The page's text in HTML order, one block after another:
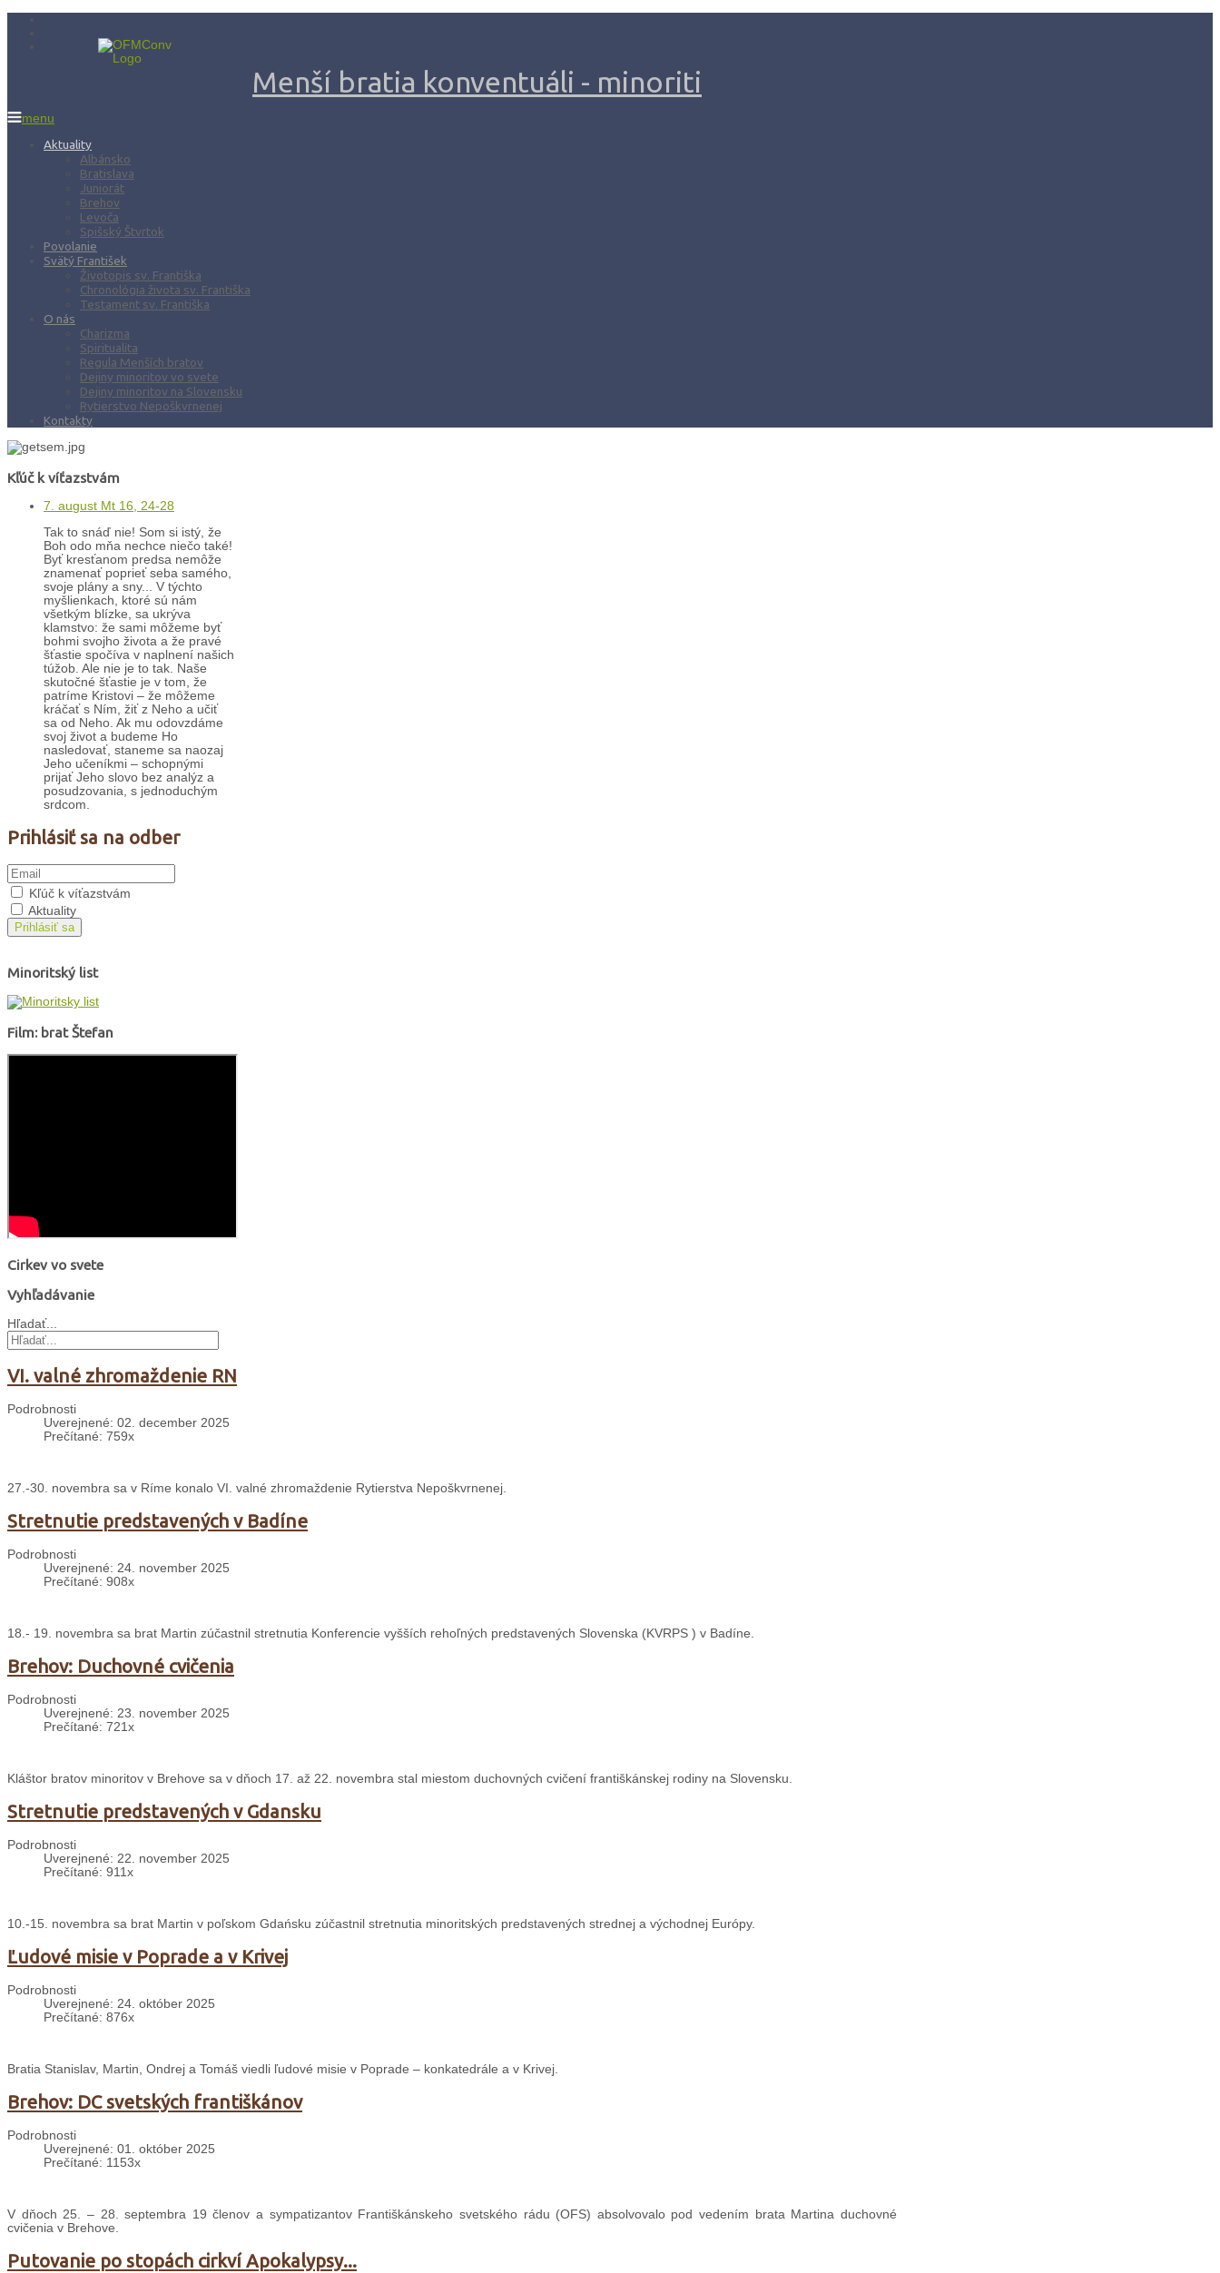
Menší bratia konventuáli - minoriti
menu
Aktuality
Albánsko
Bratislava
Juniorát
Brehov
Levoča
Spišský Štvrtok
Povolanie
Svätý František
Životopis sv. Františka
Chronológia života sv. Františka
Testament sv. Františka
O nás
Charizma
Spiritualita
Regula Menších bratov
Dejiny minoritov vo svete
Dejiny minoritov na Slovensku
Rytierstvo Nepoškvrnenej
Kontakty
Kľúč k víťazstvám
7. august Mt 16, 24-28
Tak to snáď nie! Som si istý, že
Boh odo mňa nechce niečo také!
Byť kresťanom predsa nemôže
znamenať poprieť seba samého,
svoje plány a sny... V týchto
myšlienkach, ktoré sú nám
všetkým blízke, sa ukrýva
klamstvo: že sami môžeme byť
bohmi svojho života a že pravé
šťastie spočíva v naplnení našich
túžob. Ale nie je to tak. Naše
skutočné šťastie je v tom, že
patríme Kristovi – že môžeme
kráčať s Ním, žiť z Neho a učiť
sa od Neho. Ak mu odovzdáme
svoj život a budeme Ho
nasledovať, staneme sa naozaj
Jeho učeníkmi – schopnými
prijať Jeho slovo bez analýz a
posudzovania, s jednoduchým
srdcom.
Prihlásiť sa na odber
Kľúč k víťazstvám
Aktuality
Prihlásiť sa
Minoritský list
Film: brat Štefan
Cirkev vo svete
Vyhľadávanie
Hľadať...
VI. valné zhromaždenie RN
Podrobnosti
Uverejnené: 02. december 2025
Prečítané: 759x
27.-30. novembra sa v Ríme konalo VI. valné zhromaždenie Rytierstva Nepoškvrnenej.
Stretnutie predstavených v Badíne
Podrobnosti
Uverejnené: 24. november 2025
Prečítané: 908x
18.- 19. novembra sa brat Martin zúčastnil stretnutia Konferencie vyšších rehoľných predstavených Slovenska (KVRPS ) v Badíne.
Brehov: Duchovné cvičenia
Podrobnosti
Uverejnené: 23. november 2025
Prečítané: 721x
Kláštor bratov minoritov v Brehove sa v dňoch 17. až 22. novembra stal miestom duchovných cvičení františkánskej rodiny na Slovensku.
Stretnutie predstavených v Gdansku
Podrobnosti
Uverejnené: 22. november 2025
Prečítané: 911x
10.-15. novembra sa brat Martin v poľskom Gdańsku zúčastnil stretnutia minoritských predstavených strednej a východnej Európy.
Ľudové misie v Poprade a v Krivej
Podrobnosti
Uverejnené: 24. október 2025
Prečítané: 876x
Bratia Stanislav, Martin, Ondrej a Tomáš viedli ľudové misie v Poprade – konkatedrále a v Krivej.
Brehov: DC svetských františkánov
Podrobnosti
Uverejnené: 01. október 2025
Prečítané: 1153x
V dňoch 25. – 28. septembra 19 členov a sympatizantov Františkánskeho svetského rádu (OFS) absolvovalo pod vedením brata Martina duchovné
cvičenia v Brehove.
Putovanie po stopách cirkví Apokalypsy...